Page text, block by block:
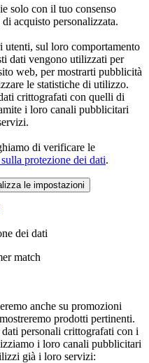
solo con il tuo consenso
acquisto personalizzata.
utenti, sul loro comportamento
dati vengono utilizzati per
web, per mostrarti pubblicità
le statistiche di utilizzo.
crittografati con quelli di
i loro canali pubblicitari
di verificare le
protezione dei dati.
le impostazioni
dei dati
match
anche su promozioni
prodotti pertinenti.
personali crittografati con i
i loro canali pubblicitari
già i loro servizi: